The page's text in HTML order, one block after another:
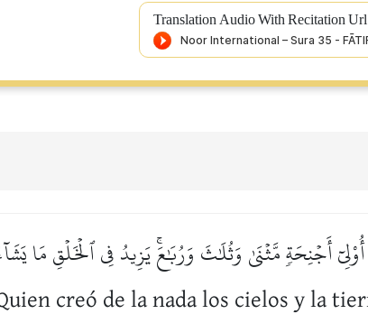
Translation Audio With Recitation Url
أَجۡنِحَةٖ مَّثۡنَىٰ وَثُلَٰثَ وَرُبَٰعَۚ يَزِيدُ فِي ٱلۡخَلۡقِ مَا
creó de la nada los cielos y la